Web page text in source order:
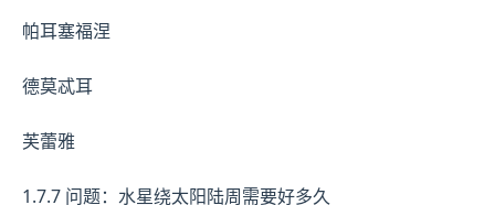
帕耳塞福涅
德莫忒耳
芙蕾雅
1.7.7 问题：水星绕太阳陆周需要好多久